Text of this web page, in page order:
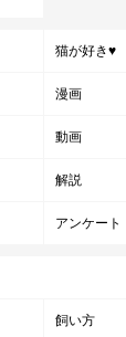
猫が好き♥
漫画
動画
解説
アンケート
飼い方